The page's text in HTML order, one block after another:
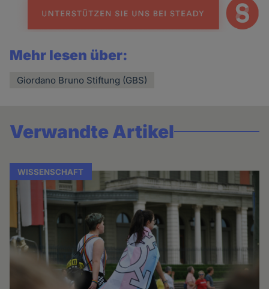
Mehr lesen über:
Giordano Bruno Stiftung (GBS)
Verwandte Artikel
WISSENSCHAFT